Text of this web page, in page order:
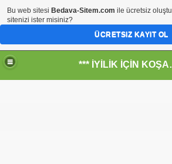
***
Bu web sitesi Bedava-Sitem.com ile ücretsiz
sitenizi ister misiniz?
ÜCRETSIZ KAYIT OL